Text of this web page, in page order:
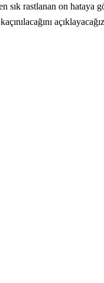
sık rastlanan on hataya